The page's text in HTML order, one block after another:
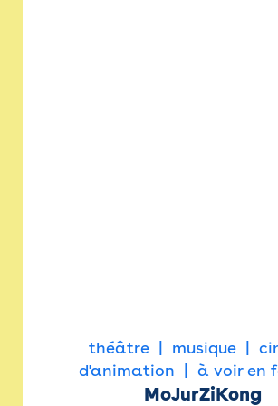
théâtre musique
d'animation
à voir en
MoJurZiKong